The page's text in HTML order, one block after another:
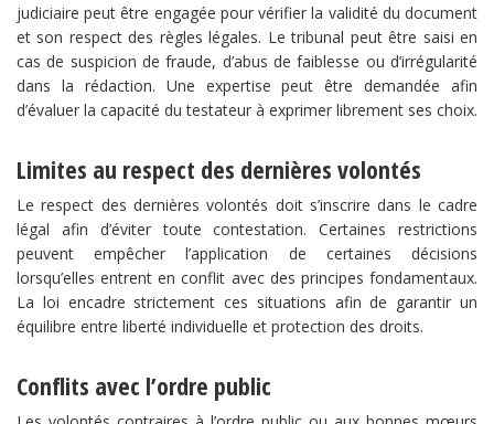
judiciaire peut être engagée pour vérifier la validité du document
et son respect des règles légales. Le tribunal peut être saisi en
cas de suspicion de fraude, d’abus de faiblesse ou d’irrégularité
dans la rédaction. Une expertise peut être demandée afin
d’évaluer la capacité du testateur à exprimer librement ses choix.
Limites au respect des dernières volontés
Le respect des dernières volontés doit s’inscrire dans le cadre
légal afin d’éviter toute contestation. Certaines restrictions
peuvent empêcher l’application de certaines décisions
lorsqu’elles entrent en conflit avec des principes fondamentaux.
La loi encadre strictement ces situations afin de garantir un
équilibre entre liberté individuelle et protection des droits.
Conflits avec l’ordre public